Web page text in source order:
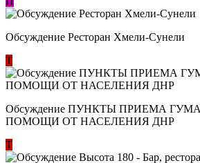
Обсуждение Ресторан Хмели-Сунели
Т
Обсуждение ​ПУНКТЫ ПРИЕМА
ПОМОЩИ ОТ НАСЕЛЕНИЯ ДНР
Т